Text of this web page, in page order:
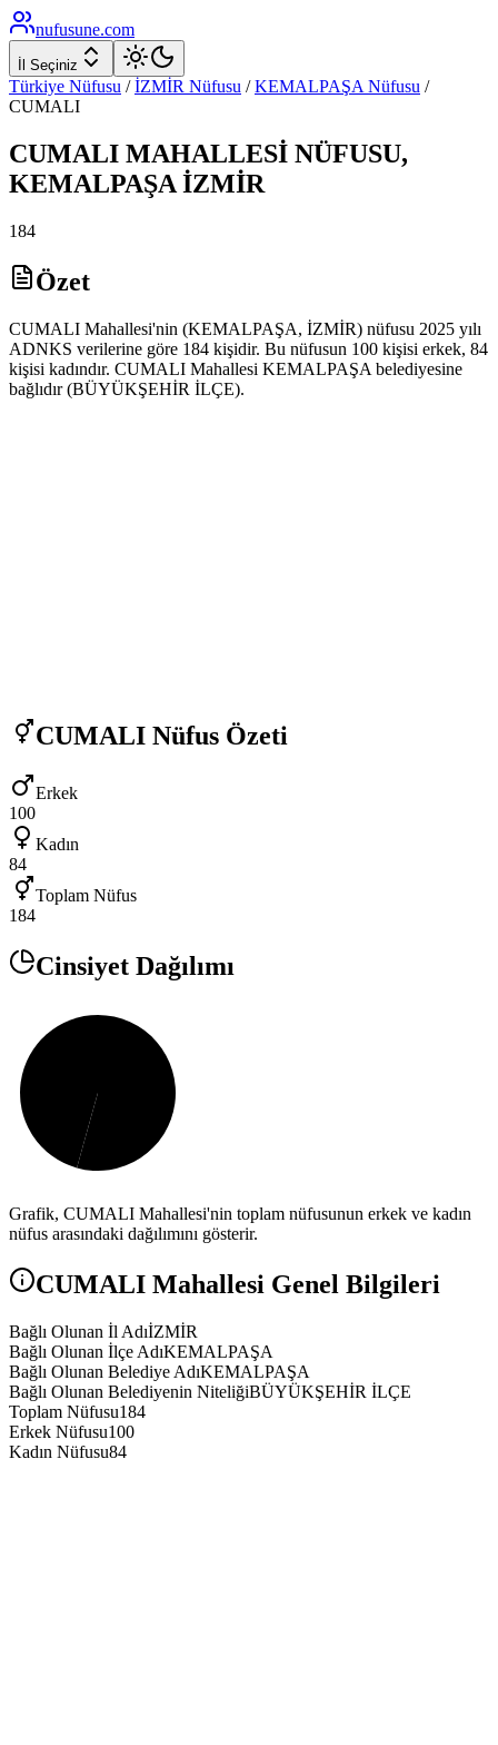
nufusune.com
İl Seçiniz
Türkiye Nüfusu / İZMİR Nüfusu / KEMALPAŞA Nüfusu /
CUMALI
CUMALI MAHALLESİ NÜFUSU,
KEMALPAŞA İZMİR
184
Özet
CUMALI Mahallesi'nin (KEMALPAŞA, İZMİR) nüfusu 2025 yılı
ADNKS verilerine göre 184 kişidir. Bu nüfusun 100 kişisi erkek, 84
kişisi kadındır. CUMALI Mahallesi KEMALPAŞA belediyesine
bağlıdır (BÜYÜKŞEHİR İLÇE).
CUMALI Nüfus Özeti
Erkek
100
Kadın
84
Toplam Nüfus
184
Cinsiyet Dağılımı
Grafik, CUMALI Mahallesi'nin toplam nüfusunun erkek ve kadın
nüfus arasındaki dağılımını gösterir.
CUMALI Mahallesi Genel Bilgileri
Bağlı Olunan İl AdıİZMİR
Bağlı Olunan İlçe AdıKEMALPAŞA
Bağlı Olunan Belediye AdıKEMALPAŞA
Bağlı Olunan Belediyenin NiteliğiBÜYÜKŞEHİR İLÇE
Toplam Nüfusu184
Erkek Nüfusu100
Kadın Nüfusu84